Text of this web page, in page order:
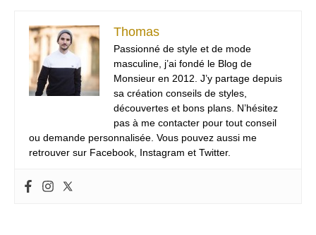
Thomas
Passionné de style et de mode
masculine, j’ai fondé le Blog de
Monsieur en 2012. J’y partage depuis
sa création conseils de styles,
découvertes et bons plans. N’hésitez
pas à me contacter pour tout conseil
ou demande personnalisée. Vous pouvez aussi me
retrouver sur Facebook, Instagram et Twitter.